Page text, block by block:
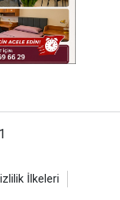
İlkeleri